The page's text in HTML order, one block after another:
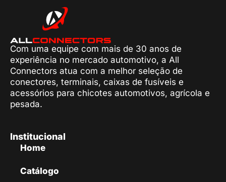
Com uma equipe com mais de 30 anos de
experiência no mercado automotivo, a All
Connectors atua com a melhor seleção de
conectores, terminais, caixas de fusíveis e
acessórios para chicotes automotivos, agrícola e
pesada.
Institucional
Home
Catálogo